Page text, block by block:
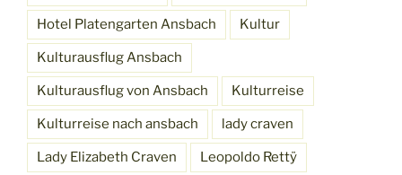
Hotel Platengarten Ansbach Kultur
Kulturausflug Ansbach
Kulturausflug von Ansbach Kulturreise
Kulturreise nach ansbach lady craven
Lady Elizabeth Craven Leopoldo Rettÿ